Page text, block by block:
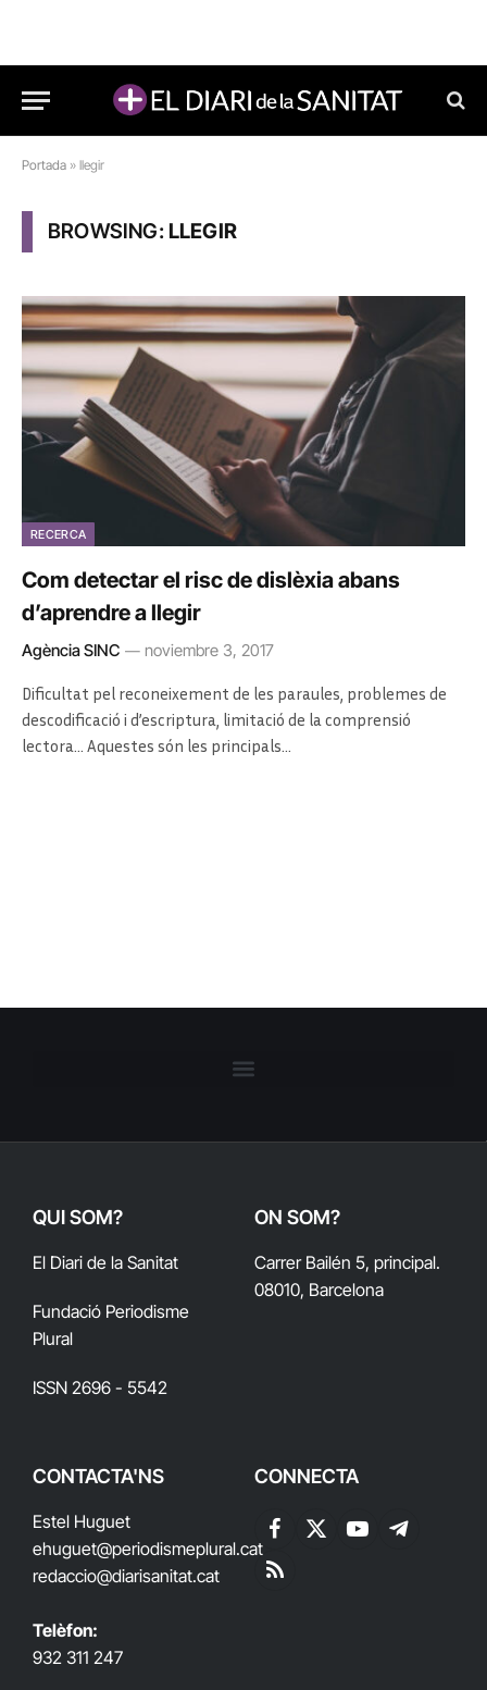
Portada » llegir
BROWSING:LLEGIR
RECERCA
Com detectar el risc de dislèxia abans
d’aprendre a llegir
Agència SINC noviembre 3, 2017
Dificultat pel reconeixement de les paraules, problemes de
descodificació i d’escriptura, limitació de la comprensió
lectora… Aquestes són les principals…
QUI SOM?
El Diari de la Sanitat
Fundació Periodisme
Plural
ISSN 2696 - 5542
ON SOM?
Carrer Bailén 5, principal.
08010, Barcelona
CONTACTA'NS
Estel Huguet
ehuguet@periodismeplural.cat
redaccio@diarisanitat.cat
Telèfon:
932 311 247
CONNECTA
Facebook
X
YouTubeTelegram
RSS